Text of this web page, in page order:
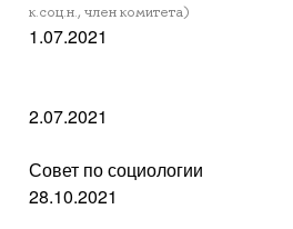
к.соц.н., член комитета)
1.07.2021
2.07.2021
Совет по социологии
28.10.2021